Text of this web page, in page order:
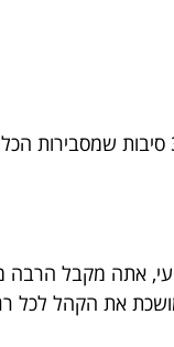
אתה מקבל
את הקהל